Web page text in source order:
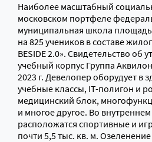
Наиболее масштабный
московском портфеле
муниципальная школа
на 825 учеников в составе
BESIDE 2.0». Свидетельство об
учебный корпус Группа
2023 г. Девелопер оборудует в
учебные классы, IT-полигон и
медицинский блок,
и многое другое. Во
расположатся спортивные и
почти 5,5 тыс. кв. м.